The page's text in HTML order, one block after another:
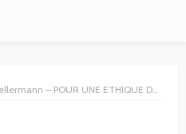
– POUR UNE ETHIQUE DE LA PSYCHANALYSE : LACAN AVEC SADE